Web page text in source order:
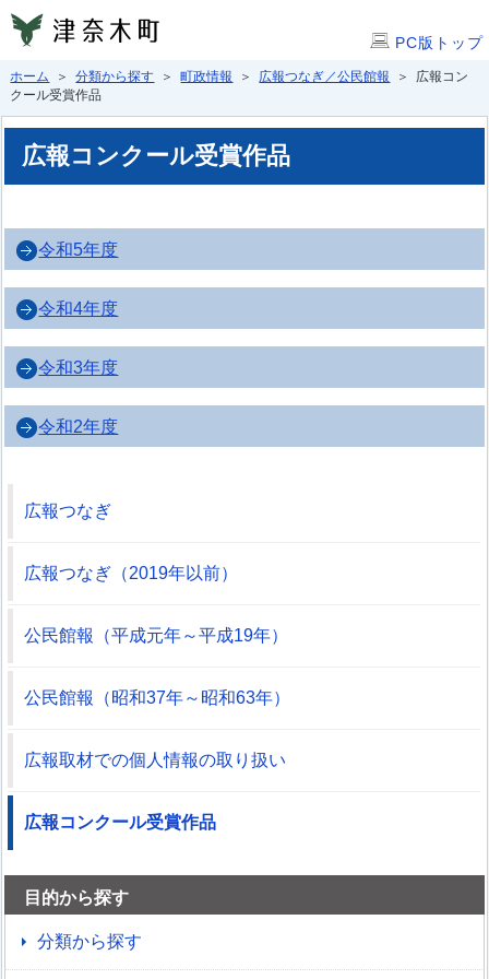
PC版トップ
ホーム ＞分類から探す ＞町政情報 ＞ 広報つなぎ／公民館報
＞ 広報コン
クール受賞作品
広報コンクール受賞作品
令和5年度
令和4年度
令和3年度
令和2年度
広報つなぎ
広報つなぎ（2019年以前）
公民館報（平成元年～平成19年）
公民館報（昭和37年～昭和63年）
広報取材での個人情報の取り扱い
広報コンクール受賞作品
目的から探す
分類から探す